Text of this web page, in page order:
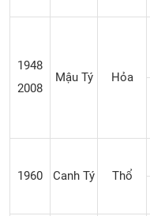
1948
2008
Mậu Tý Hỏa
1960 Canh Tý Thổ